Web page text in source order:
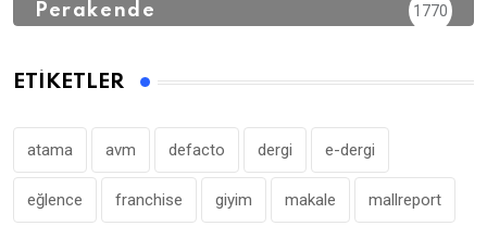
Perakende 1770
ETIKETLER
atama avm defacto dergi e-dergi
eğlence franchise giyim makale mallreport